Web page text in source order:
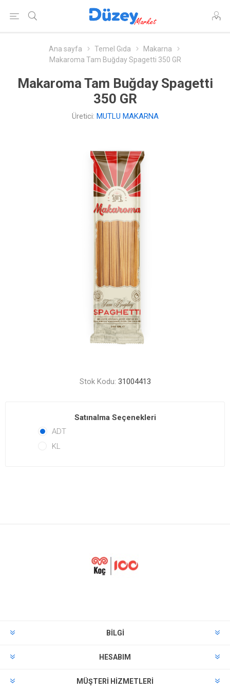
Ana sayfa Temel Gıda
Makarna
Makaroma Tam Buğday Spagetti 350 GR
Makaroma Tam Buğday Spagetti
350 GR
Üretici: MUTLU MAKARNA
Stok Kodu: 31004413
Satınalma Seçenekleri
ADT
KL
BILGI
HESABIM
MÜŞTERI HIZMETLERI